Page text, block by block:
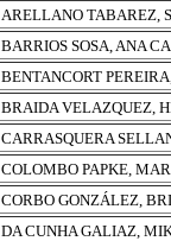
ARELLANO TABAREZ,
BARRIOS SOSA, ANA
BENTANCORT
BRAIDA VELAZQUEZ,
CARRASQUERA
COLOMBO PAPKE,
CORBO GONZÁLEZ,
DA CUNHA GALIAZ,